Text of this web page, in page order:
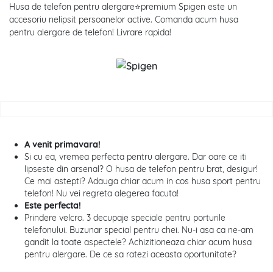
Husa de telefon pentru alergare⭐premium Spigen este un
accesoriu nelipsit persoanelor active. Comanda acum husa
pentru alergare de telefon! Livrare rapida!
A venit primavara!
Si cu ea, vremea perfecta pentru alergare. Dar oare ce iti
lipseste din arsenal? O husa de telefon pentru brat, desigur!
Ce mai astepti? Adauga chiar acum in cos husa sport pentru
telefon! Nu vei regreta alegerea facuta!
Este perfecta!
Prindere velcro. 3 decupaje speciale pentru porturile
telefonului. Buzunar special pentru chei. Nu-i asa ca ne-am
gandit la toate aspectele? Achizitioneaza chiar acum husa
pentru alergare. De ce sa ratezi aceasta oportunitate?